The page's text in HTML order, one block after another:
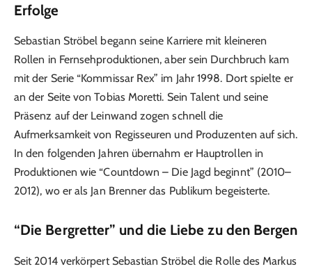
Erfolge
Sebastian Ströbel begann seine Karriere mit kleineren
Rollen in Fernsehproduktionen, aber sein Durchbruch kam
mit der Serie “Kommissar Rex” im Jahr 1998. Dort spielte er
an der Seite von Tobias Moretti. Sein Talent und seine
Präsenz auf der Leinwand zogen schnell die
Aufmerksamkeit von Regisseuren und Produzenten auf sich.
In den folgenden Jahren übernahm er Hauptrollen in
Produktionen wie “Countdown – Die Jagd beginnt” (2010–
2012), wo er als Jan Brenner das Publikum begeisterte.
“Die Bergretter” und die Liebe zu den Bergen
Seit 2014 verkörpert Sebastian Ströbel die Rolle des Markus